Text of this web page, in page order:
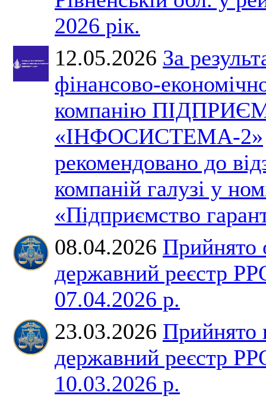
2026 рік.
12.05.2026 За
фінансово-
компанію
«ІНФОСИСТЕМА-2»
рекомендовано до
компаній галузі у
«Підприємство
08.04.2026 Прийнято
державний реєстр
07.04.2026 р.
23.03.2026 Прийнято
державний реєстр
10.03.2026 р.